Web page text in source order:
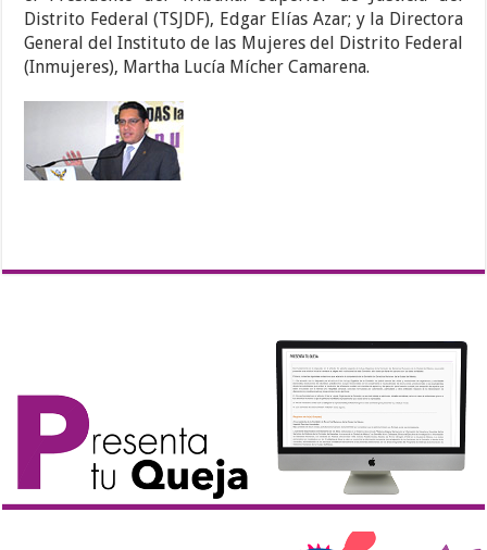
Distrito Federal (TSJDF), Edgar Elías Azar; y la Directora
General del Instituto de las Mujeres del Distrito Federal
(Inmujeres), Martha Lucía Mícher Camarena.